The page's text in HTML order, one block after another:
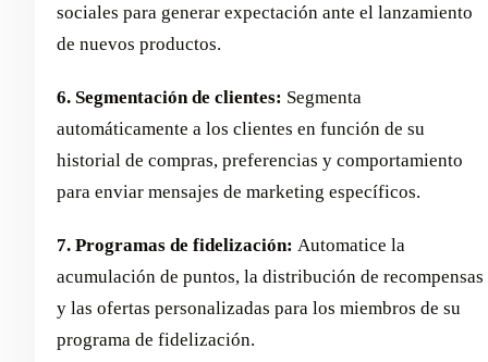
sociales para generar expectación ante el lanzamiento
de nuevos productos.
6. Segmentación de clientes: Segmenta
automáticamente a los clientes en función de su
historial de compras, preferencias y comportamiento
para enviar mensajes de marketing específicos.
7. Programas de fidelización: Automatice la
acumulación de puntos, la distribución de recompensas
y las ofertas personalizadas para los miembros de su
programa de fidelización.